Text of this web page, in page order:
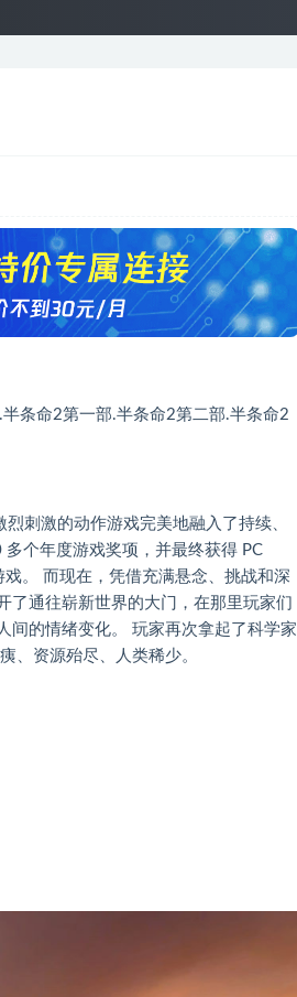
条命2第一部.半条命2第二部.半条命2
刺激的动作游戏完美地融入了持续、
个年度游戏奖项，并最终获得 PC
。 而现在，凭借充满悬念、挑战和深
了通往崭新世界的大门，在那里玩家们
间的情绪变化。 玩家再次拿起了科学家
、资源殆尽、人类稀少。